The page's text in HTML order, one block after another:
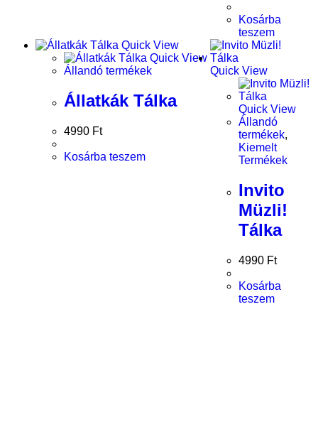
Kosárba
teszem
Quick View
Quick View
Állandó termékek
Állatkák Tálka
4990 Ft
Kosárba teszem
Quick View
Quick View
Állandó
termékek,
Kiemelt
Termékek
Invito
Müzli!
Tálka
4990 Ft
Kosárba
teszem